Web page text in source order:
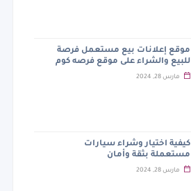
موقع إعلانات بيع مستعمل فرصة
للبيع والشراء على موقع فرصه كوم
مارس 28, 2024
كيفية اختيار وشراء سيارات
مستعملة بثقة وأمان
مارس 28, 2024